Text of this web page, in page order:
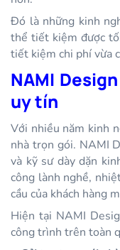
Đó là những kinh
thể tiết kiệm được
tiết kiệm chi phí vừa
NAMI
uy tín
Với nhiều năm kinh
nhà trọn gói. NAMI
và kỹ sư dày dặn
công lành nghề,
cầu của khách hàng
Hiện tại NAMI
công trình trên toàn